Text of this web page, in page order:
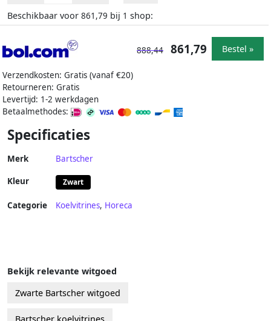
Beschikbaar voor 861,79 bij 1 shop:
Verzendkosten: Gratis (vanaf €20)
Retourneren: Gratis
Levertijd: 1-2 werkdagen
Betaalmethodes:
888,44 861,79 Bestel »
Specificaties
Merk Bartscher
Kleur Zwart
Categorie Koelvitrines, Horeca
Bekijk relevante witgoed
Zwarte Bartscher witgoed